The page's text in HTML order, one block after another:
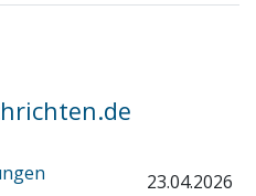
23.04.2026